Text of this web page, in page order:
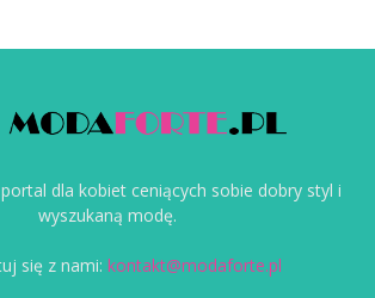
dla kobiet ceniących sobie dobry styl i
wyszukaną modę.
się z nami: kontakt@modaforte.pl